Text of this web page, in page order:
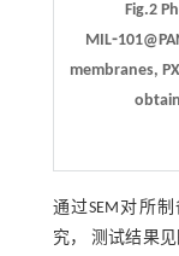
Fig.2
membranes,
通过SEM对所
究， 测试结果见